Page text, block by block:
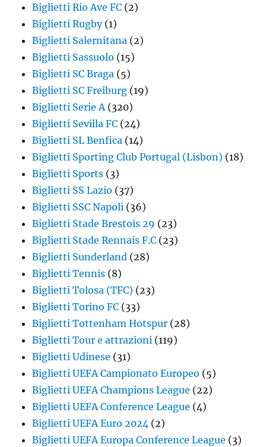
Biglietti Rio Ave FC (2)
Biglietti Rugby(1)
Biglietti Salernitana (2)
Biglietti Sassuolo (15)
Biglietti SC Braga (5)
Biglietti SC Freiburg (19)
Biglietti Serie A (320)
Biglietti Sevilla FC (24)
Biglietti SL Benfica (14)
Biglietti Sporting Club Portugal (Lisbon) (18)
Biglietti Sports (3)
Biglietti SS Lazio (37)
Biglietti SSC Napoli (36)
Biglietti Stade Brestois 29 (23)
Biglietti Stade Rennais F.C (23)
Biglietti Sunderland (28)
Biglietti Tennis (8)
Biglietti Tolosa (TFC) (23)
Biglietti Torino FC (33)
Biglietti Tottenham Hotspur (28)
Biglietti Tour e attrazioni (119)
Biglietti Udinese (31)
Biglietti UEFA Campionato Europeo (5)
Biglietti UEFA Champions League (22)
Biglietti UEFA Conference League (4)
Biglietti UEFA Euro 2024 (2)
Biglietti UEFA Europa Conference League (3)